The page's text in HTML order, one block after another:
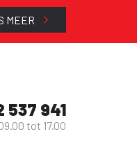
MEER
537 941
tot 17.00